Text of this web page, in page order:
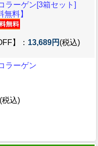
ラーゲン[3箱セット]
無料】
】： 13,689円 (税込)
ラーゲン
(税込)